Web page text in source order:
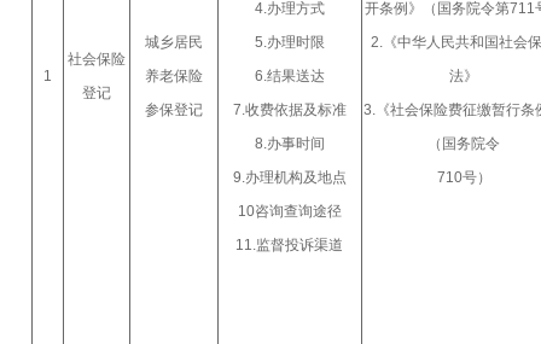
1
社会保险
登记
城乡居民
养老保险
参保登记
4.办理方式
5.办理时限
6.结果送达
7.收费依据及标准
8.办事时间
9.办理机构及地点
10咨询查询途径
11.监督投诉渠道
开条例》（国务院令第711
2.《中华人民共和国社会
法》
3.《社会保险费征缴暂行条
（国务院令
710号）